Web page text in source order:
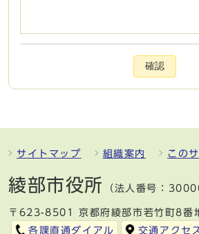
確認
サイトマップ 組織案内 この
綾部市役所 （法人番号：
〒623-8501 京都府綾部市若竹町8番
各課直通ダイアル
交通アクセ